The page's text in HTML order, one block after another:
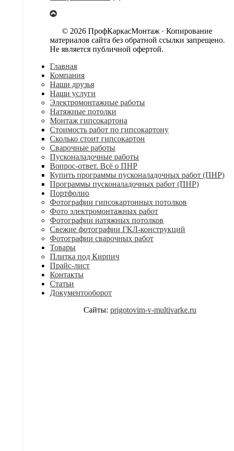
© 2026 ПрофКаркасМонтаж · Копирование
материалов сайта без обратной ссылки запрещено.
Не является публичной офертой.
Главная
Компания
Наши друзья
Наши услуги
Электромонтажные работы
Натяжные потолки
Монтаж гипсокартона
Стоимость работ по гипсокартону
Сколько стоит гипсокартон
Сварочные работы
Пусконаладочные работы
Вопрос-ответ. Всё о ПНР
Купить программы пусконаладочных работ (ПНР)
Программы пусконаладочных работ (ПНР)
Портфолио
Фотографии гипсокартонных потолков
Фото электромонтажных работ
Фотографии натяжных потолков
Свежие фотографии ГКЛ-конструкций
Фотографии сварочных работ
Товары
Плитка под Кирпич
Прайс-лист
Контакты
Статьи
Документооборот
Сайты:prigotovim-v-multivarke.ru